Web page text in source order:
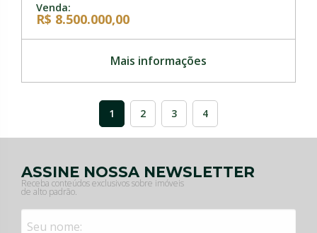
Venda:
R$ 8.500.000,00
Mais informações
1 2 3 4
ASSINE NOSSA NEWSLETTER
Receba conteúdos exclusivos sobre imóveis
de alto padrão.